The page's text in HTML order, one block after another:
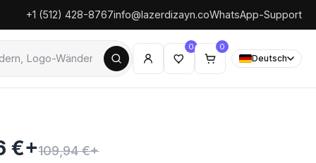
+1 (512) 428-8767info@lazerdizayn.coWhatsApp-Support
0 0
Deutsch
€+109,94 €+